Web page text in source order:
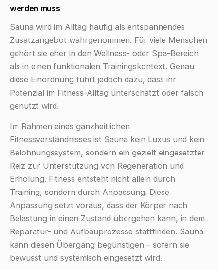
werden muss
Sauna wird im Alltag häufig als entspannendes
Zusatzangebot wahrgenommen. Für viele Menschen
gehört sie eher in den Wellness- oder Spa-Bereich
als in einen funktionalen Trainingskontext. Genau
diese Einordnung führt jedoch dazu, dass ihr
Potenzial im Fitness-Alltag unterschätzt oder falsch
genutzt wird.
Im Rahmen eines ganzheitlichen
Fitnessverständnisses ist Sauna kein Luxus und kein
Belohnungssystem, sondern ein gezielt eingesetzter
Reiz zur Unterstützung von Regeneration und
Erholung. Fitness entsteht nicht allein durch
Training, sondern durch Anpassung. Diese
Anpassung setzt voraus, dass der Körper nach
Belastung in einen Zustand übergehen kann, in dem
Reparatur- und Aufbauprozesse stattfinden. Sauna
kann diesen Übergang begünstigen – sofern sie
bewusst und systemisch eingesetzt wird.